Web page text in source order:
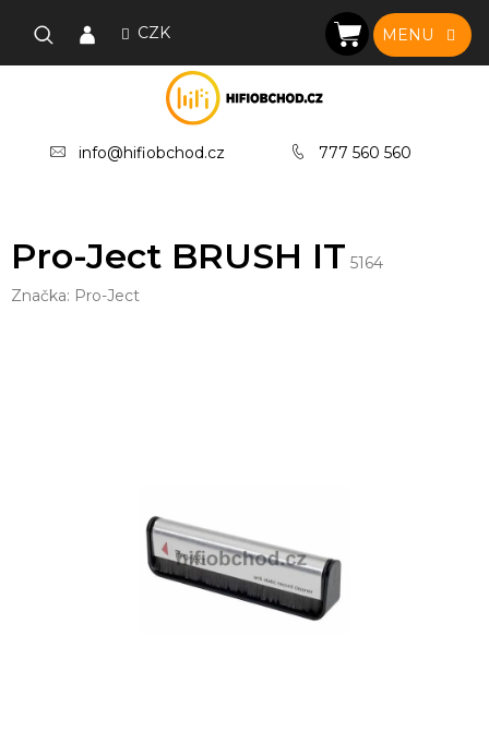
CZK
info@hifiobchod.cz 777 560 560
NÁKUPNÍ
KOŠÍK
Pro-Ject BRUSH IT 5164
Značka: Pro-Ject